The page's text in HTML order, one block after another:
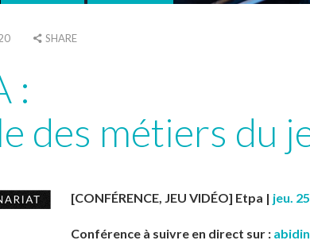
SHARE
:
des métiers du
[CONFÉRENCE, JEU VIDÉO] Etpa | jeu.
Conférence à suivre en direct sur :